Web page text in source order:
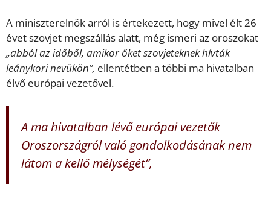
A miniszterelnök arról is értekezett, hogy mivel élt 26
évet szovjet megszállás alatt, még ismeri az oroszokat
„abból az időből, amikor őket szovjeteknek hívták
leánykori nevükön”, ellentétben a többi ma hivatalban
élvő európai vezetővel.
A ma hivatalban lévő európai vezetők
Oroszországról való gondolkodásának nem
látom a kellő mélységét”,